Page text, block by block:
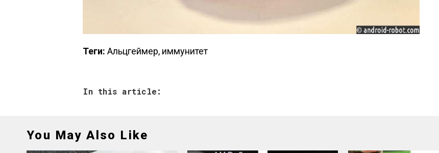
Теги: Альцгеймер, иммунитет
In this article:
You May Also Like